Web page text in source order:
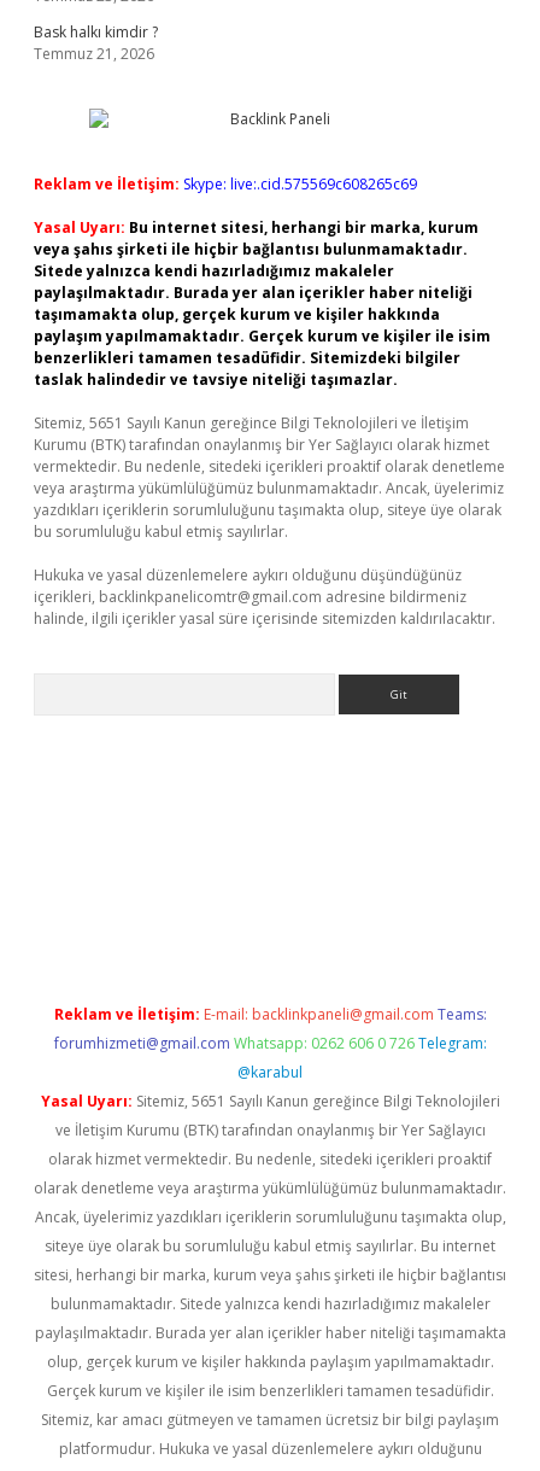
Bask halkı kimdir ?
Temmuz 21, 2026
Reklam ve İletişim: Skype: live:.cid.575569c608265c69
Yasal Uyarı: Bu internet sitesi, herhangi bir marka, kurum
veya şahıs şirketi ile hiçbir bağlantısı bulunmamaktadır.
Sitede yalnızca kendi hazırladığımız makaleler
paylaşılmaktadır. Burada yer alan içerikler haber niteliği
taşımamakta olup, gerçek kurum ve kişiler hakkında
paylaşım yapılmamaktadır. Gerçek kurum ve kişiler ile isim
benzerlikleri tamamen tesadüfidir. Sitemizdeki bilgiler
taslak halindedir ve tavsiye niteliği taşımazlar.
Sitemiz, 5651 Sayılı Kanun gereğince Bilgi Teknolojileri ve İletişim
Kurumu (BTK) tarafından onaylanmış bir Yer Sağlayıcı olarak hizmet
vermektedir. Bu nedenle, sitedeki içerikleri proaktif olarak denetleme
veya araştırma yükümlülüğümüz bulunmamaktadır. Ancak, üyelerimiz
yazdıkları içeriklerin sorumluluğunu taşımakta olup, siteye üye olarak
bu sorumluluğu kabul etmiş sayılırlar.
Hukuka ve yasal düzenlemelere aykırı olduğunu düşündüğünüz
içerikleri, backlinkpanelicomtr@gmail.com adresine bildirmeniz
halinde, ilgili içerikler yasal süre içerisinde sitemizden kaldırılacaktır.
Reklam ve İletişim: E-mail: backlinkpaneli@gmail.com Teams:
forumhizmeti@gmail.com Whatsapp: 0262 606 0 726 Telegram:
@karabul
Yasal Uyarı: Sitemiz, 5651 Sayılı Kanun gereğince Bilgi Teknolojileri
ve İletişim Kurumu (BTK) tarafından onaylanmış bir Yer Sağlayıcı
olarak hizmet vermektedir. Bu nedenle, sitedeki içerikleri proaktif
olarak denetleme veya araştırma yükümlülüğümüz bulunmamaktadır.
Ancak, üyelerimiz yazdıkları içeriklerin sorumluluğunu taşımakta olup,
siteye üye olarak bu sorumluluğu kabul etmiş sayılırlar. Bu internet
sitesi, herhangi bir marka, kurum veya şahıs şirketi ile hiçbir bağlantısı
bulunmamaktadır. Sitede yalnızca kendi hazırladığımız makaleler
paylaşılmaktadır. Burada yer alan içerikler haber niteliği taşımamakta
olup, gerçek kurum ve kişiler hakkında paylaşım yapılmamaktadır.
Gerçek kurum ve kişiler ile isim benzerlikleri tamamen tesadüfidir.
Sitemiz, kar amacı gütmeyen ve tamamen ücretsiz bir bilgi paylaşım
platformudur. Hukuka ve yasal düzenlemelere aykırı olduğunu